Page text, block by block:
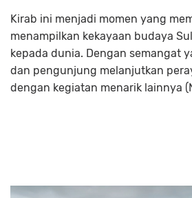
Kirab ini menjadi momen yang
menampilkan kekayaan budaya
kepada dunia. Dengan semangat
dan pengunjung melanjutkan
dengan kegiatan menarik lainnya